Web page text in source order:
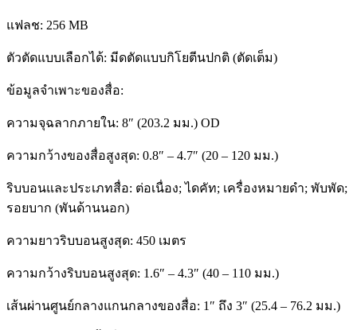
แฟลช: 256 MB
ตัวตัดแบบเลือกได้: มีดตัดแบบกิโยตีนปกติ (ตัดเต็ม)
ข้อมูลจำเพาะของสื่อ:
ความจุฉลากภายใน: 8″ (203.2 มม.) OD
ความกว้างของสื่อสูงสุด: 0.8″ – 4.7″ (20 – 120 มม.)
ริบบอนและประเภทสื่อ: ต่อเนื่อง; ไดคัท; เครื่องหมายดำ; พับพัด;
รอยบาก (พันด้านนอก)
ความยาวริบบอนสูงสุด: 450 เมตร
ความกว้างริบบอนสูงสุด: 1.6″ – 4.3″ (40 – 110 มม.)
เส้นผ่านศูนย์กลางแกนกลางของสื่อ: 1″ ถึง 3″ (25.4 – 76.2 มม.)